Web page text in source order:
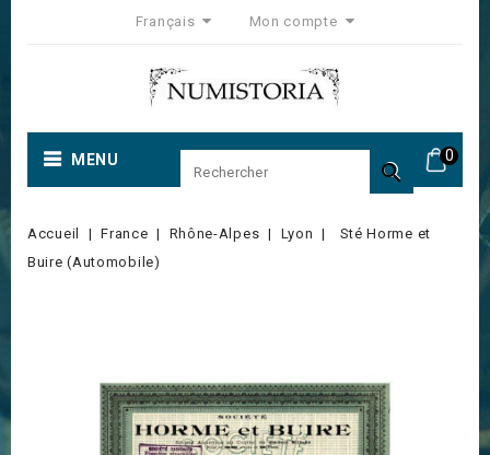
Français Mon compte
0
MENU 
Accueil France Rhône-Alpes Lyon
Sté Horme et
Buire (Automobile)